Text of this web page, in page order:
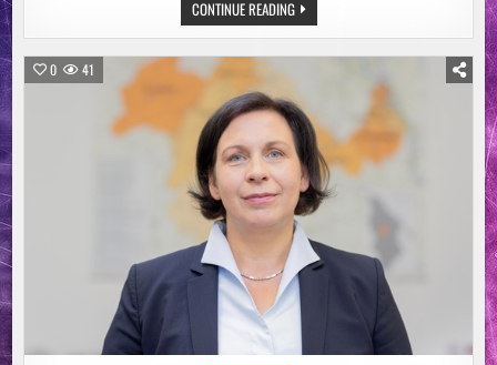
CONTINUE READINGTESTPHASE
FÜR
NEUES
87
PROZENT
DER
TESTER
FINDEN
LIEDER
FÜR
IHREN
GLAUBEN
0 41